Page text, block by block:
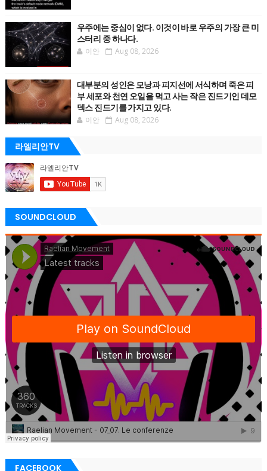
우주에는 중심이 없다. 이것이 바로 우주의 가장 큰 미
스터리 중 하나다.
이안 Aug 08, 2026
대부분의 성인은 모낭과 피지선에 서식하며 죽은 피
부 세포와 천연 오일을 먹고 사는 작은 진드기인 데모
덱스 진드기를 가지고 있다.
이안 Aug 08, 2026
라엘리안TV
SOUNDCLOUD
FACEBOOK